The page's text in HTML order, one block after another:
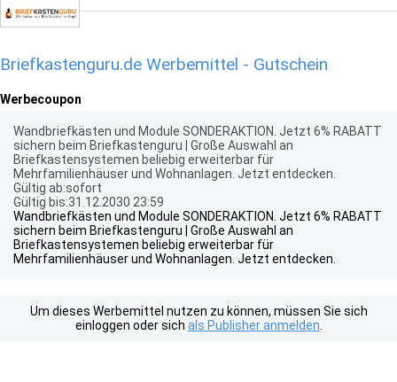
Briefkastenguru.de Werbemittel - Gutschein
Werbecoupon
Wandbriefkästen und Module SONDERAKTION. Jetzt 6% RABATT
sichern beim Briefkastenguru | Große Auswahl an
Briefkastensystemen beliebig erweiterbar für
Mehrfamilienhäuser und Wohnanlagen. Jetzt entdecken.
Gültig ab:sofort
Gültig bis:31.12.2030 23:59
Wandbriefkästen und Module SONDERAKTION. Jetzt 6% RABATT
sichern beim Briefkastenguru | Große Auswahl an
Briefkastensystemen beliebig erweiterbar für
Mehrfamilienhäuser und Wohnanlagen. Jetzt entdecken.
Um dieses Werbemittel nutzen zu können, müssen Sie sich
einloggen oder sich als Publisher anmelden